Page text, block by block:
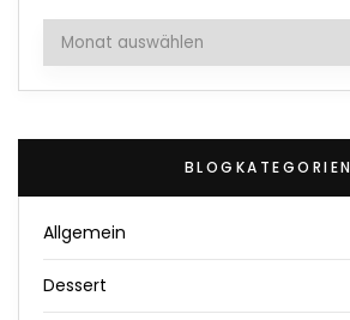
Archiv
BLOGKATEGORIEN
Allgemein
Dessert